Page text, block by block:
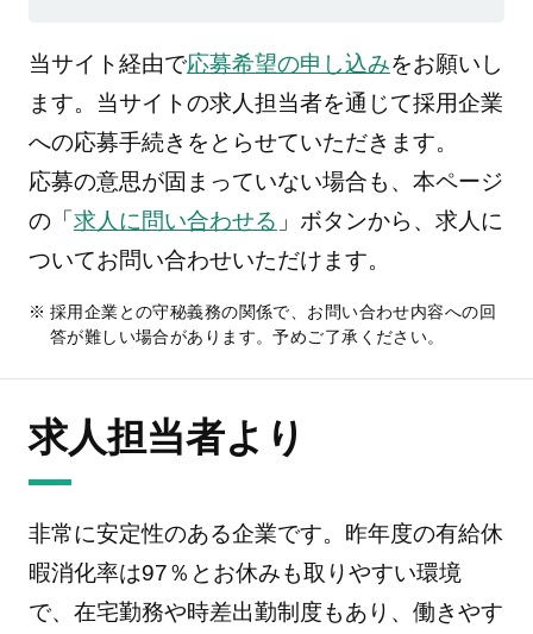
当サイト経由で応募希望の申し込みをお願いし
ます。当サイトの求人担当者を通じて採用企業
への応募手続きをとらせていただきます。
応募の意思が固まっていない場合も、本ページ
の「求人に問い合わせる 」ボタンから、求人に
ついてお問い合わせいただけます。
採用企業との守秘義務の関係で、お問い合わせ内容への回
答が難しい場合があります。予めご了承ください。
求人担当者より
非常に安定性のある企業です。昨年度の有給休
暇消化率は97％とお休みも取りやすい環境
で、在宅勤務や時差出勤制度もあり、働きやす